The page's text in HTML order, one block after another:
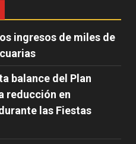
ingresos de miles de
balance del Plan
reducción en
las Fiestas